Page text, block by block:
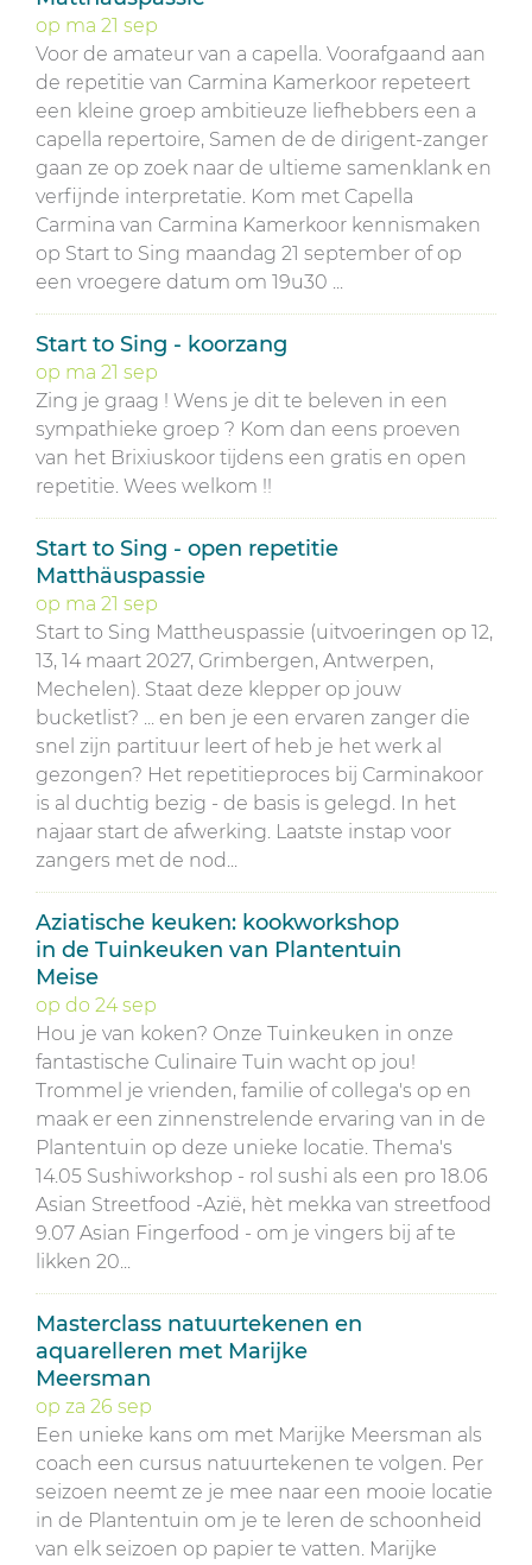
op ma 21 sep
Voor de amateur van a capella. Voorafgaand aan
de repetitie van Carmina Kamerkoor repeteert
een kleine groep ambitieuze liefhebbers een a
capella repertoire, Samen de de dirigent-zanger
gaan ze op zoek naar de ultieme samenklank en
verfijnde interpretatie. Kom met Capella
Carmina van Carmina Kamerkoor kennismaken
op Start to Sing maandag 21 september of op
een vroegere datum om 19u30 ...
Start to Sing - koorzang
op ma 21 sep
Zing je graag ! Wens je dit te beleven in een
sympathieke groep ? Kom dan eens proeven
van het Brixiuskoor tijdens een gratis en open
repetitie. Wees welkom !!
Start to Sing - open repetitie
Matthäuspassie
op ma 21 sep
Start to Sing Mattheuspassie (uitvoeringen op 12,
13, 14 maart 2027, Grimbergen, Antwerpen,
Mechelen). Staat deze klepper op jouw
bucketlist? ... en ben je een ervaren zanger die
snel zijn partituur leert of heb je het werk al
gezongen? Het repetitieproces bij Carminakoor
is al duchtig bezig - de basis is gelegd. In het
najaar start de afwerking. Laatste instap voor
zangers met de nod...
Aziatische keuken: kookworkshop
in de Tuinkeuken van Plantentuin
Meise
op do 24 sep
Hou je van koken? Onze Tuinkeuken in onze
fantastische Culinaire Tuin wacht op jou!
Trommel je vrienden, familie of collega's op en
maak er een zinnenstrelende ervaring van in de
Plantentuin op deze unieke locatie. Thema's
14.05 Sushiworkshop - rol sushi als een pro 18.06
Asian Streetfood -Azië, hèt mekka van streetfood
9.07 Asian Fingerfood - om je vingers bij af te
likken 20...
Masterclass natuurtekenen en
aquarelleren met Marijke
Meersman
op za 26 sep
Een unieke kans om met Marijke Meersman als
coach een cursus natuurtekenen te volgen. Per
seizoen neemt ze je mee naar een mooie locatie
in de Plantentuin om je te leren de schoonheid
van elk seizoen op papier te vatten. Marijke